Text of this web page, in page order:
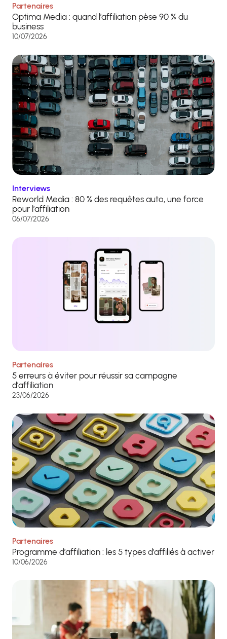
Partenaires
Optima Media : quand l’affiliation pèse 90 % du
business
10/07/2026
Interviews
Reworld Media : 80 % des requêtes auto, une force
pour l’affiliation
06/07/2026
Partenaires
5 erreurs à éviter pour réussir sa campagne
d’affiliation
23/06/2026
Partenaires
Programme d’affiliation : les 5 types d’affiliés à activer
10/06/2026